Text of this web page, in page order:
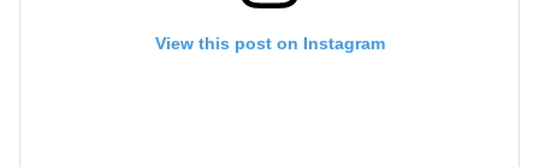
View this post on Instagram